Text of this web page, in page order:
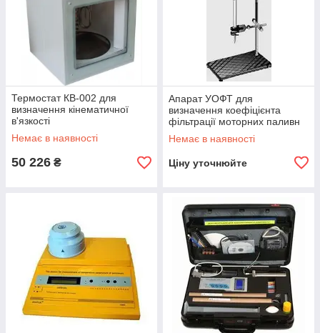
Термостат КВ-002 для
визначення кінематичної
в'язкості
Немає в наявності
50 226 ₴
Апарат УОФТ для
визначення коефіцієнта
фільтрації моторних паливн
Немає в наявності
Ціну уточнюйте